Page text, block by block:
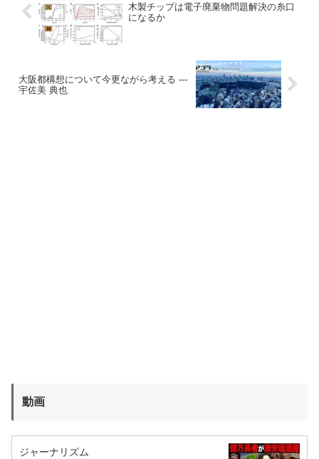
木製チップは電子廃棄物問題解決の糸口
になるか
大阪都構想について今更ながら考える ---
宇佐美 典也
動画
ジャーナリズム